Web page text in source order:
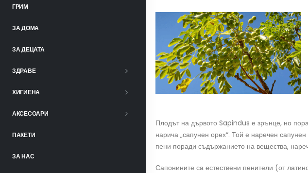
ГРИМ
ЗА ДОМА
ЗА ДЕЦАТА
ЗДРАВЕ
ХИГИЕНА
АКСЕСОАРИ
ПАКЕТИ
ЗА НАС
Плодът на дървото Sapindus е зрънце, но
нарича „сапунен орех“. Той е наречен
пени поради съдържанието на вещества,
Сапонините са естествени пенители (от